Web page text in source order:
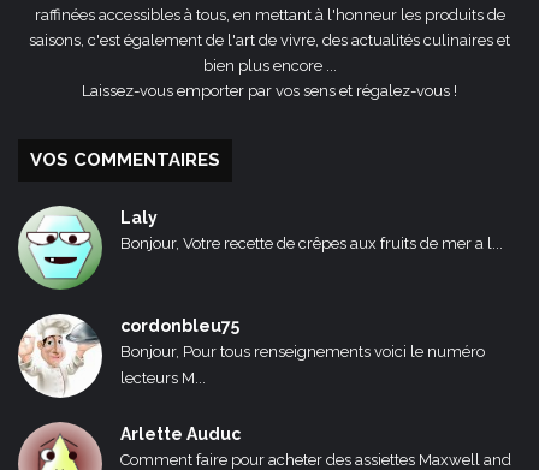
raffinées accessibles à tous, en mettant à l'honneur les produits de
saisons, c'est également de l'art de vivre, des actualités culinaires et
bien plus encore ...
Laissez-vous emporter par vos sens et régalez-vous !
VOS COMMENTAIRES
Laly
Bonjour, Votre recette de crêpes aux fruits de mer a l...
cordonbleu75
Bonjour, Pour tous renseignements voici le numéro
lecteurs M...
Arlette Auduc
Comment faire pour acheter des assiettes Maxwell and